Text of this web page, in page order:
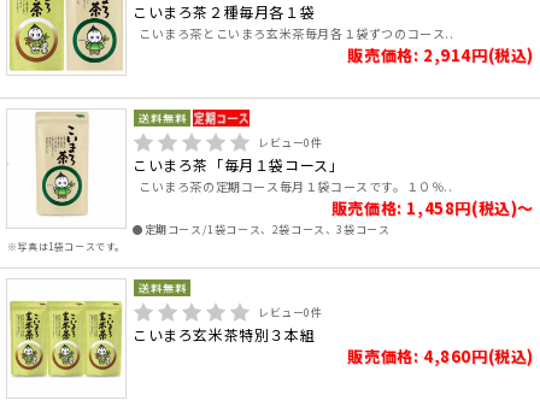
こいまろ茶２種毎月各１袋
こいまろ茶とこいまろ玄米茶毎月各１袋ずつのコース..
販売価格: 2,914円(税込)
※写真は1袋コースです。
レビュー0件
こいまろ茶「毎月１袋コース」
こいまろ茶の定期コース毎月１袋コースです。１０％..
販売価格: 1,458円(税込)～
●定期コース/1袋コース、2袋コース、3袋コース
レビュー0件
こいまろ玄米茶特別３本組
販売価格: 4,860円(税込)